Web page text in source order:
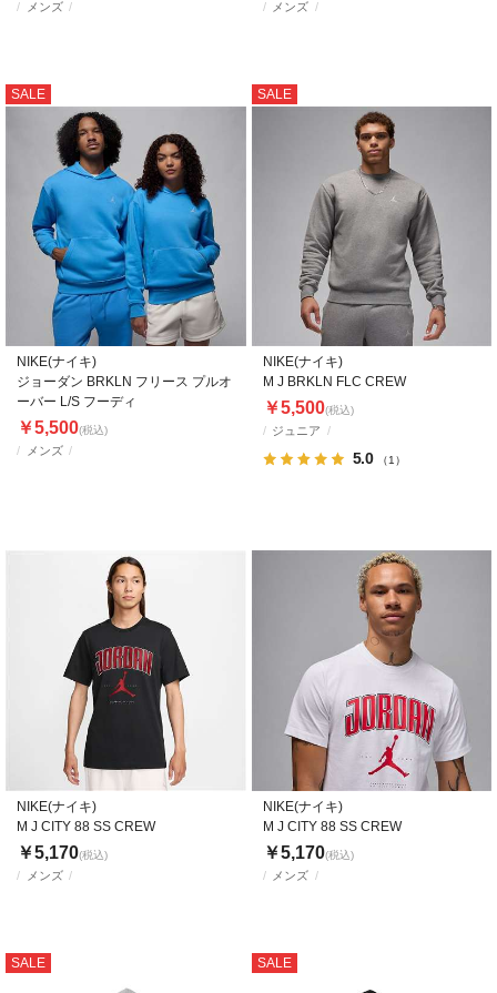
メンズ メンズ
SALE
メンズ
NIKE(ナイキ)
ジョーダン BRKLN フリース プルオ
ーバー L/S フーディ
￥5,500(税込)
SALE
ジュニア
5.0 （1）
NIKE(ナイキ)
M J BRKLN FLC CREW
￥5,500(税込)
メンズ
NIKE(ナイキ)
M J CITY 88 SS CREW
￥5,170(税込)
メンズ
NIKE(ナイキ)
M J CITY 88 SS CREW
￥5,170(税込)
SALE SALE